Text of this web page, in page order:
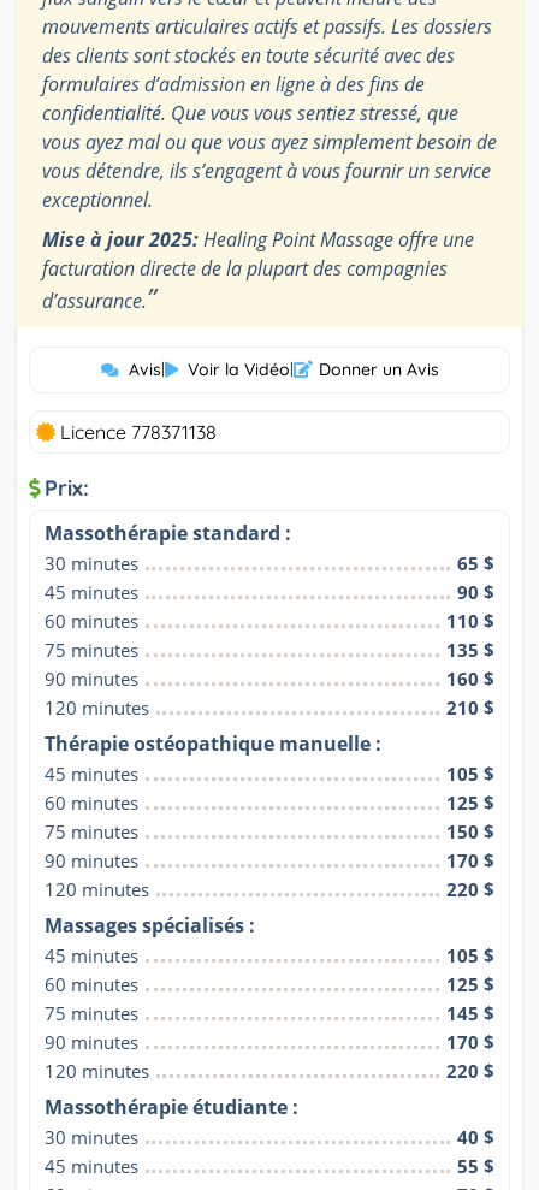
mouvements articulaires actifs et passifs. Les dossiers
des clients sont stockés en toute sécurité avec des
formulaires d’admission en ligne à des fins de
confidentialité. Que vous vous sentiez stressé, que
vous ayez mal ou que vous ayez simplement besoin de
vous détendre, ils s’engagent à vous fournir un service
exceptionnel.
Mise à jour 2025:Healing Point Massage offre une
facturation directe de la plupart des compagnies
d’assurance.”
Avis| Voir la Vidéo| Donner un Avis
Licence 778371138
Prix:
Massothérapie standard :
30 minutes
65 $
45 minutes
90 $
60 minutes
110 $
75 minutes
135 $
90 minutes
160 $
120 minutes
210 $
Thérapie ostéopathique manuelle :
45 minutes
105 $
60 minutes
125 $
75 minutes
150 $
90 minutes
170 $
120 minutes
220 $
Massages spécialisés :
45 minutes
105 $
60 minutes
125 $
75 minutes
145 $
90 minutes
170 $
120 minutes
220 $
Massothérapie étudiante :
30 minutes
40 $
45 minutes
55 $